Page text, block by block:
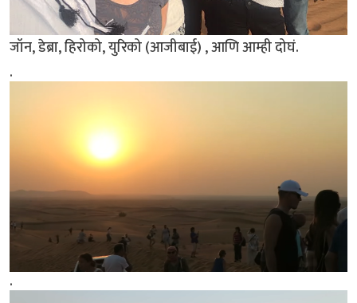
जॉन, डेब्रा, हिरोको, युरिको (आजीबाई) , आणि आम्ही दोघं.
.
.